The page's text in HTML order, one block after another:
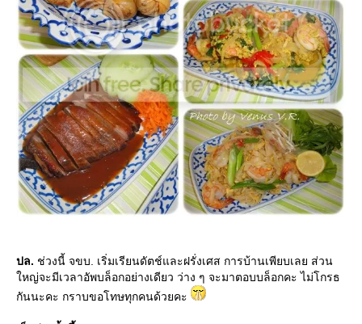
ปล. ช่วงนี้ จขบ. เริ่มเรียนดัตช์และฝรั่งเศส การบ้านเพียบเลย ส่วน
หญ่จะมีเวลาอัพบล็อกอย่างเดียว ว่าง ๆ จะมาตอบบล็อกคะ ไม่โกรธ
กันนะคะ กราบขอโทษทุกคนด้วยคะ